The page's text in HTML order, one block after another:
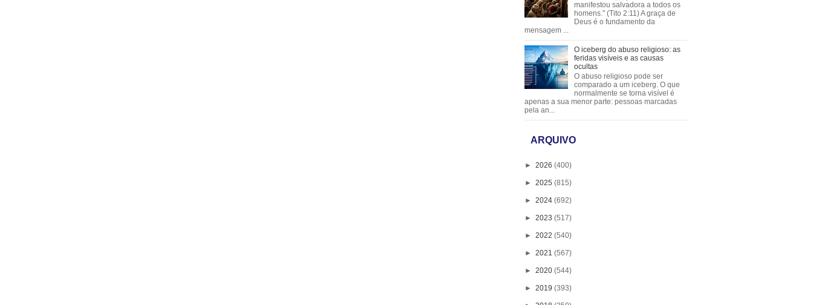
manifestou salvadora a todos os
homens." (Tito 2:11) A graça de
Deus é o fundamento da
mensagem ...
O iceberg do abuso religioso: as
feridas visíveis e as causas
ocultas
O abuso religioso pode ser
comparado a um iceberg. O que
normalmente se torna visível é
apenas a sua menor parte: pessoas marcadas
pela an...
ARQUIVO
► 2026 (400)
► 2025 (815)
► 2024 (692)
► 2023 (517)
► 2022 (540)
► 2021 (567)
► 2020 (544)
► 2019 (393)